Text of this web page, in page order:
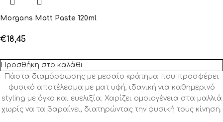
Morgans Matt Paste 120ml
€18,45
Προσθήκη στο καλάθι
Πάστα διαμόρφωσης με μεσαίο κράτημα που προσφέρει
φυσικό αποτέλεσμα με ματ υφή, ιδανική για καθημερινό
styling με όγκο και ευελιξία. Χαρίζει ομοιογένεια στα μαλλιά
χωρίς να τα βαραίνει, διατηρώντας την φυσική τους κίνηση.